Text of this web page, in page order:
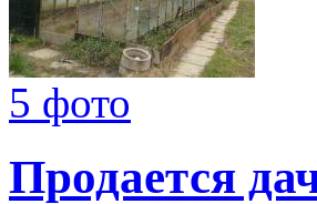
5 фото
Продается